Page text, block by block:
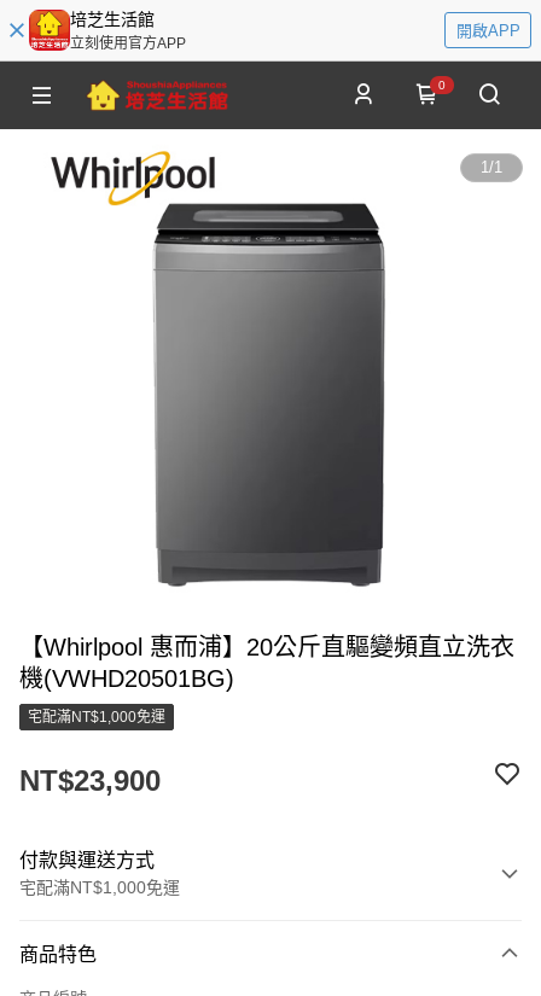
培芝生活館
立刻使用官方APP
開啟APP
0
1/1
【Whirlpool 惠而浦】20公斤直驅變頻直立洗衣
機(VWHD20501BG)
宅配滿NT$1,000免運
NT$23,900
付款與運送方式
宅配滿NT$1,000免運
信用卡一次付款
商品特色